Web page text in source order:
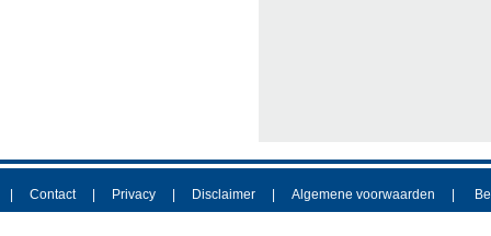
Contact Privacy Disclaimer Algemene voorwaarden